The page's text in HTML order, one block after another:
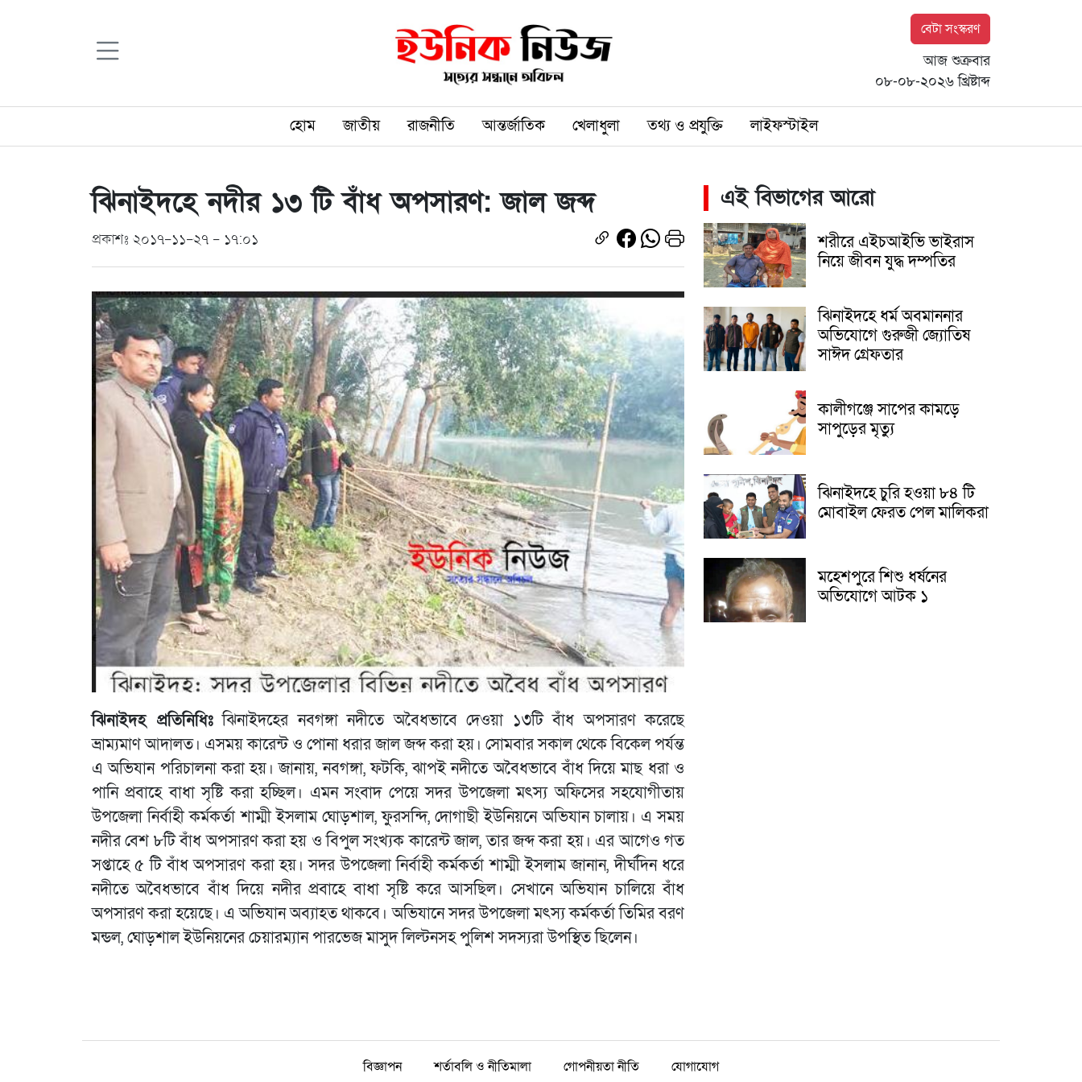
বেটা সংস্করণ
আজ শুক্রবার
০৮-০৮-২০২৬ খ্রিষ্টাব্দ
হোম জাতীয় রাজনীতি আন্তর্জাতিক খেলাধুলা তথ্য ও প্রযুক্তি লাইফস্টাইল
ঝিনাইদহে নদীর ১৩ টি বাঁধ অপসারণ: জাল জব্দ
প্রকাশঃ ২০১৭-১১-২৭ - ১৭:০১
ঝিনাইদহ প্রতিনিধিঃঝিনাইদহের নবগঙ্গা নদীতে অবৈধভাবে দেওয়া ১৩টি বাঁধ অপসারণ করেছে
ভ্রাম্যমাণ আদালত। এসময় কারেন্ট ও পোনা ধরার জাল জব্দ করা হয়। সোমবার সকাল থেকে বিকেল পর্যন্ত
এ অভিযান পরিচালনা করা হয়। জানায়, নবগঙ্গা, ফটকি, ঝাপই নদীতে অবৈধভাবে বাঁধ দিয়ে মাছ ধরা ও
পানি প্রবাহে বাধা সৃষ্টি করা হচ্ছিল। এমন সংবাদ পেয়ে সদর উপজেলা মৎস্য অফিসের সহযোগীতায়
উপজেলা নির্বাহী কর্মকর্তা শাম্মী ইসলাম ঘোড়শাল, ফুরসন্দি, দোগাছী ইউনিয়নে অভিযান চালায়। এ সময়
নদীর বেশ ৮টি বাঁধ অপসারণ করা হয় ও বিপুল সংখ্যক কারেন্ট জাল, তার জব্দ করা হয়। এর আগেও গত
সপ্তাহে ৫ টি বাঁধ অপসারণ করা হয়। সদর উপজেলা নির্বাহী কর্মকর্তা শাম্মী ইসলাম জানান, দীর্ঘদিন ধরে
নদীতে অবৈধভাবে বাঁধ দিয়ে নদীর প্রবাহে বাধা সৃষ্টি করে আসছিল। সেখানে অভিযান চালিয়ে বাঁধ
অপসারণ করা হয়েছে। এ অভিযান অব্যাহত থাকবে। অভিযানে সদর উপজেলা মৎস্য কর্মকর্তা তিমির বরণ
মন্ডল, ঘোড়শাল ইউনিয়নের চেয়ারম্যান পারভেজ মাসুদ লিল্টনসহ পুলিশ সদস্যরা উপস্থিত ছিলেন।
এই বিভাগের আরো
শরীরে এইচআইভি ভাইরাস
নিয়ে জীবন যুদ্ধ দম্পতির
ঝিনাইদহে ধর্ম অবমাননার
অভিযোগে গুরুজী জ্যোতিষ
সাঈদ গ্রেফতার
কালীগঞ্জে সাপের কামড়ে
সাপুড়ের মৃত্যু
ঝিনাইদহে চুরি হওয়া ৮৪ টি
মোবাইল ফেরত পেল মালিকরা
মহেশপুরে শিশু ধর্ষনের
অভিযোগে আটক ১
বিজ্ঞাপন শর্তাবলি ও নীতিমালা গোপনীয়তা নীতি যোগাযোগ